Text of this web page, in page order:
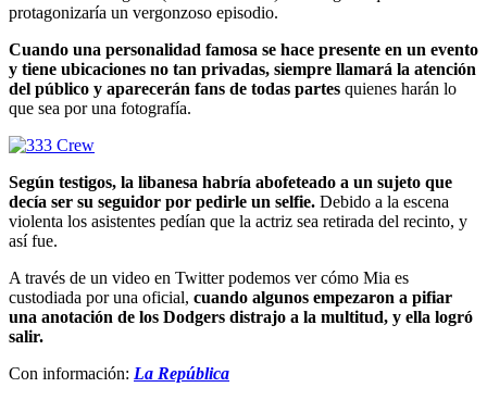
protagonizaría un vergonzoso episodio.
Cuando una personalidad famosa se hace presente en un evento
y tiene ubicaciones no tan privadas, siempre llamará la atención
del público y aparecerán fans de todas partes quienes harán lo
que sea por una fotografía.
Según testigos, la libanesa habría abofeteado a un sujeto que
decía ser su seguidor por pedirle un selfie. Debido a la escena
violenta los asistentes pedían que la actriz sea retirada del recinto, y
así fue.
A través de un video en Twitter podemos ver cómo Mia es
custodiada por una oficial, cuando algunos empezaron a pifiar
una anotación de los Dodgers distrajo a la multitud, y ella logró
salir.
Con información: La República